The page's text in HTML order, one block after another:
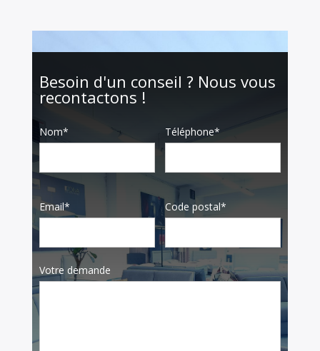
Besoin d'un conseil ? Nous vous
recontactons !
Nom* Téléphone*
Email* Code postal*
Votre demande